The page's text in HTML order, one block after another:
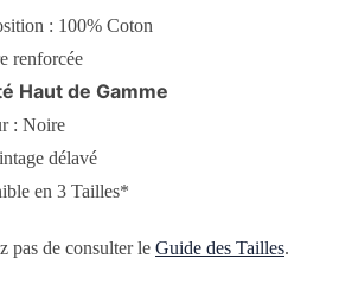
: 100% Coton
renforcée
Haut de Gamme
: Noire
délavé
en 3 Tailles*
pas de consulter leGuide des Tailles.